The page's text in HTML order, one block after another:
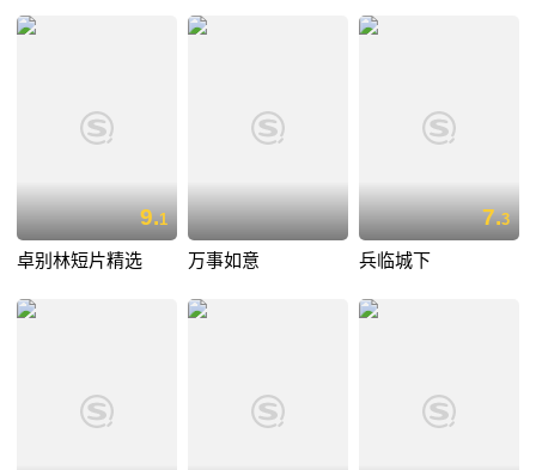
9.1
卓别林短片精选 万事如意
7.3
兵临城下